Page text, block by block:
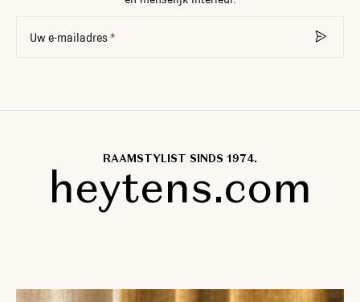
Uw e-mailadres
RAAMSTYLIST SINDS 1974.
heytens.com